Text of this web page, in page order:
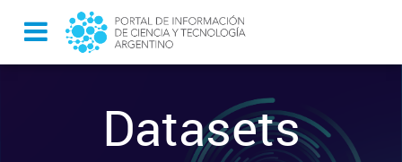
Datasets